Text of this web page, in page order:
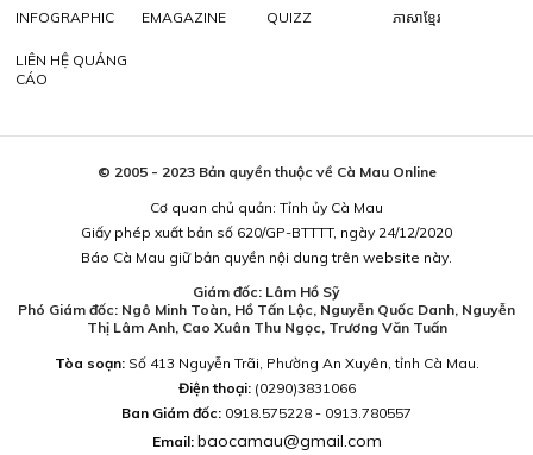
INFOGRAPHIC EMAGAZINE QUIZZ ភាសាខ្មែរ
LIÊN HỆ QUẢNG
CÁO
© 2005 - 2023 Bản quyền thuộc về Cà Mau Online
Cơ quan chủ quản: Tỉnh ủy Cà Mau
Giấy phép xuất bản số 620/GP-BTTTT, ngày 24/12/2020
Báo Cà Mau giữ bản quyền nội dung trên website này.
Giám đốc: Lâm Hồ Sỹ
Phó Giám đốc: Ngô Minh Toàn, Hồ Tấn Lộc, Nguyễn Quốc Danh, Nguyễn
Thị Lâm Anh, Cao Xuân Thu Ngọc, Trương Văn Tuấn
Tòa soạn:Số 413 Nguyễn Trãi, Phường An Xuyên, tỉnh Cà Mau.
Điện thoại: (0290)3831066
Ban Giám đốc: 0918.575228 - 0913.780557
Email: baocamau@gmail.com